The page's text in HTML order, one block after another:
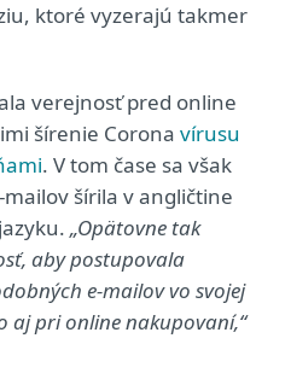
ktoré vyzerajú takmer
verejnosť pred online
šírenie Corona vírusu
. V tom čase sa však
šírila v angličtine
„Opätovne tak
aby postupovala
e-mailov vo svojej
aj pri online nakupovaní,“